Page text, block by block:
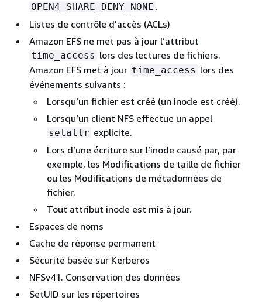
OPEN4_SHARE_DENY_NONE .
Listes de contrôle d'accès (ACLs)
Amazon EFS ne met pas à jour l’attribut
time_access lors des lectures de fichiers.
Amazon EFS met à jour time_access lors des
événements suivants :
Lorsqu’un fichier est créé (un inode est créé).
Lorsqu’un client NFS effectue un appel
setattr explicite.
Lors d’une écriture sur l’inode causé par, par
exemple, les Modifications de taille de fichier
ou les Modifications de métadonnées de
fichier.
Tout attribut inode est mis à jour.
Espaces de noms
Cache de réponse permanent
Sécurité basée sur Kerberos
NFSv41. Conservation des données
SetUID sur les répertoires